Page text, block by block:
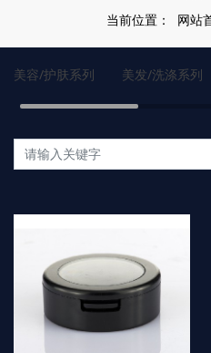
当前位置： 网站
美容/护肤系列 美发/洗涤系列